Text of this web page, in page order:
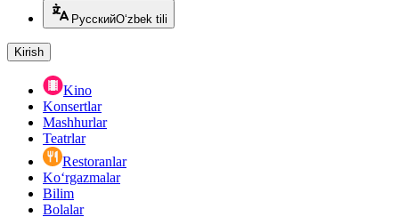
РусскийO‘zbek tili
Kirish
Kino
Konsertlar
Mashhurlar
Teatrlar
Restoranlar
Ko‘rgazmalar
Bilim
Bolalar